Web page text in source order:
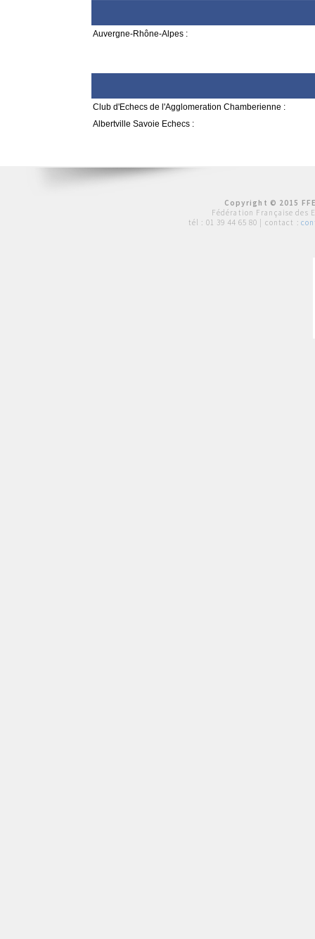
Auvergne-Rhône-Alpes :
Club d'Echecs de l'Agglomeration Chamberienne :
Albertville Savoie Echecs :
Copyright © 2015
Fédération Française des
tél : 01 39 44 65 80 | contact :